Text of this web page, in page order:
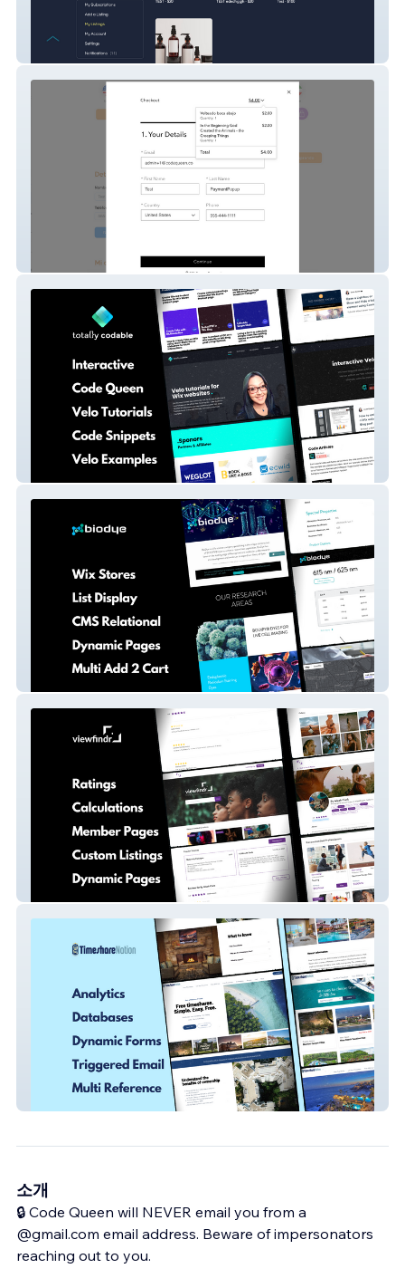
Everything Branding
Totally Codable
Bio Dye
Viewfindr
Time Share Nation
소개
🔒 Code Queen will NEVER email you from a
@gmail.com email address. Beware of impersonators
reaching out to you.